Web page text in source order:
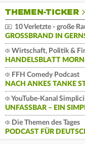
THEMEN-TICKER
10 Verletzte - große
GROSSBRAND IN
Wirtschaft, Politik &
HANDELSBLATT
FFH Comedy Podcast
NACH ANKES TANKE
YouTube-Kanal
UNFASSBAR – EIN
Die Themen des Tages
PODCAST FÜR